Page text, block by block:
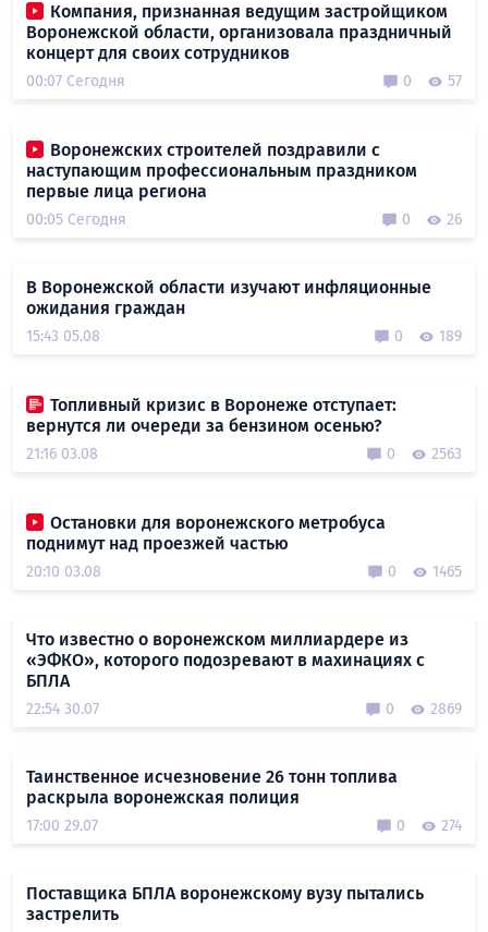
Компания, признанная ведущим застройщиком
Воронежской области, организовала праздничный
концерт для своих сотрудников
00:07 Сегодня 0 57
Воронежских строителей поздравили с
наступающим профессиональным праздником
первые лица региона
00:05 Сегодня 0 26
В Воронежской области изучают инфляционные
ожидания граждан
15:43 05.08 0 189
Топливный кризис в Воронеже отступает:
вернутся ли очереди за бензином осенью?
21:16 03.08 0 2563
Остановки для воронежского метробуса
поднимут над проезжей частью
20:10 03.08 0 1465
Что известно о воронежском миллиардере из
«ЭФКО», которого подозревают в махинациях с
БПЛА
22:54 30.07 0 2869
Таинственное исчезновение 26 тонн топлива
раскрыла воронежская полиция
17:00 29.07 0 274
Поставщика БПЛА воронежскому вузу пытались
застрелить